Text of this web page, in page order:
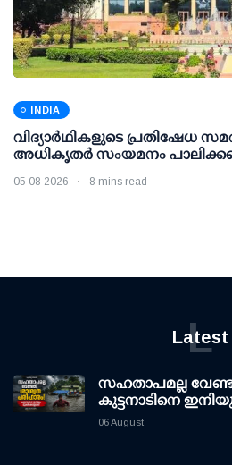
INDIA
വിദ്യാര്‍ഥികളുടെ പ്രതിഷേധ
അധികൃതര്‍ സംയമനം
05 08 2026 8 mins read
Latest
L
സഹതാപമല്ല
കുട്ടനാടിനെ
06 August